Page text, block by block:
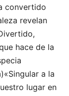
convertido
revelan
hace de la
a la
lugar en